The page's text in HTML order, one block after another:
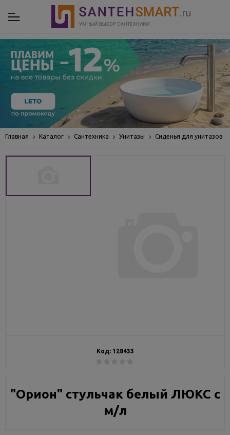
Главная Каталог Сантехника Унитазы Сиденья для унитазов
Код: 128433
"Орион" стульчак белый ЛЮКС с
м/л